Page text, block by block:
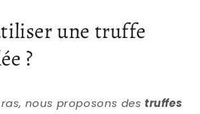
une truffe
?
nous proposons destruffes